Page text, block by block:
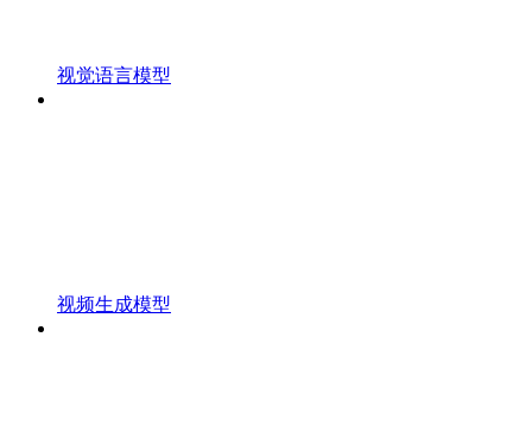
视觉语言模型
视频生成模型